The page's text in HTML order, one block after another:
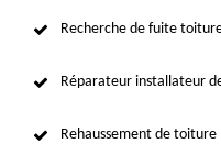
Recherche de fuite
Réparateur installateur
Rehaussement de toiture